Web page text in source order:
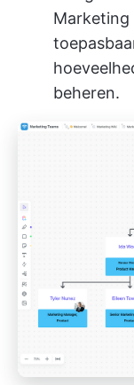
Marketing
beheren.